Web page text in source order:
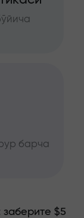
барча
$5